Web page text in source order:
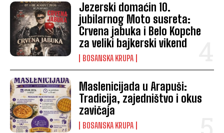
Jezerski domaćin 10.
jubilarnog Moto susreta:
Crvena jabuka i Belo Kopche
za veliki bajkerski vikend
BOSANSKA KRUPA
Maslenicijada u Arapuši:
Tradicija, zajedništvo i okus
zavičaja
BOSANSKA KRUPA